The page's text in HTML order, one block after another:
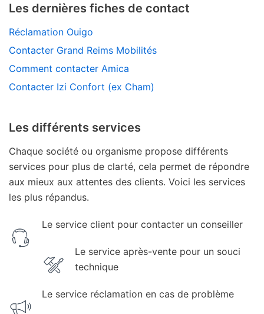
Les dernières fiches de contact
Réclamation Ouigo
Contacter Grand Reims Mobilités
Comment contacter Amica
Contacter Izi Confort (ex Cham)
Les différents services
Chaque société ou organisme propose différents
services pour plus de clarté, cela permet de répondre
aux mieux aux attentes des clients. Voici les services
les plus répandus.
Le service client pour contacter un conseiller
Le service après-vente pour un souci
technique
Le service réclamation en cas de problème